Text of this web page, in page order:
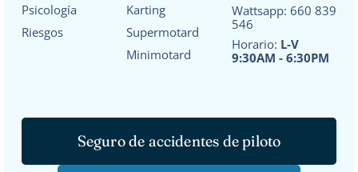
Psicología
Riesgos
Karting
Supermotard
Minimotard
Wattsapp: 660 839
546
Horario: L-V
9:30AM - 6:30PM
Seguro de accidentes de piloto